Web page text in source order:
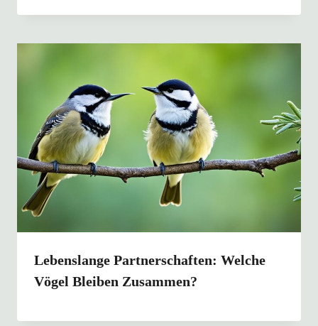
Lebenslange Partnerschaften: Welche
Vögel Bleiben Zusammen?